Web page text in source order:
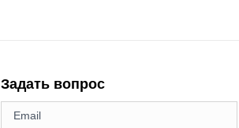
Задать вопрос